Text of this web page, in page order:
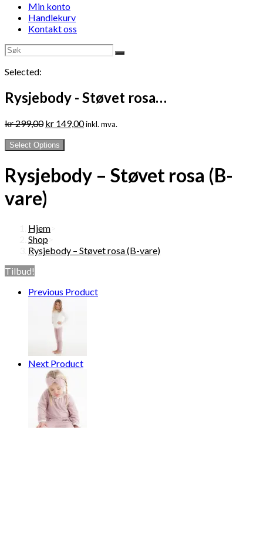
search
Min konto
Handlekurv
Kontakt oss
Selected:
Rysjebody - Støvet rosa…
kr299,00 Opprinnelig
var:
kr 149,00Nåværende
inkl. mva.
Select Options
Rysjebody – Støvet rosa (B-
vare)
Hjem
Shop
Rysjebody – Støvet rosa (B-vare)
Tilbud!
Previous Product
Next Product